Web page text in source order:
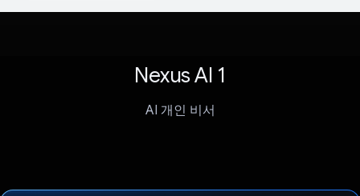
Nexus AI 1
AI 개인 비서